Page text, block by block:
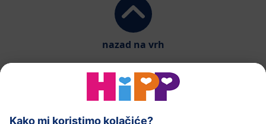
nazad na vrh